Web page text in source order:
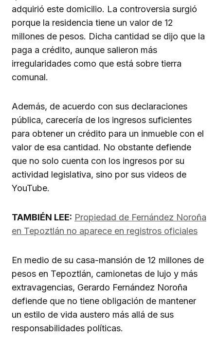
adquirió este domicilio. La controversia surgió
porque la residencia tiene un valor de 12
millones de pesos. Dicha cantidad se dijo que la
paga a crédito, aunque salieron más
irregularidades como que está sobre tierra
comunal.
Además, de acuerdo con sus declaraciones
pública, carecería de los ingresos suficientes
para obtener un crédito para un inmueble con el
valor de esa cantidad. No obstante defiende
que no solo cuenta con los ingresos por su
actividad legislativa, sino por sus videos de
YouTube.
TAMBIÉN LEE: Propiedad de Fernández Noroña
en Tepoztlán no aparece en registros oficiales
En medio de su casa-mansión de 12 millones de
pesos en Tepoztlán, camionetas de lujo y más
extravagencias, Gerardo Fernández Noroña
defiende que no tiene obligación de mantener
un estilo de vida austero más allá de sus
responsabilidades políticas.